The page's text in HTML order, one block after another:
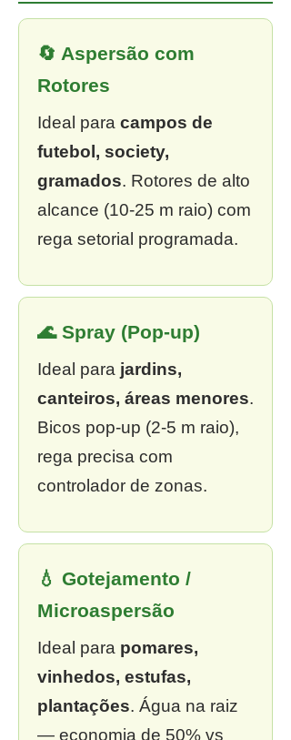
🔄 Aspersão com
Rotores
Ideal para campos de
futebol, society,
gramados. Rotores de alto
alcance (10-25 m raio) com
rega setorial programada.
🌊 Spray (Pop-up)
Ideal para jardins,
canteiros, áreas menores.
Bicos pop-up (2-5 m raio),
rega precisa com
controlador de zonas.
💧 Gotejamento /
Microaspersão
Ideal para pomares,
vinhedos, estufas,
plantações. Água na raiz
— economia de 50% vs